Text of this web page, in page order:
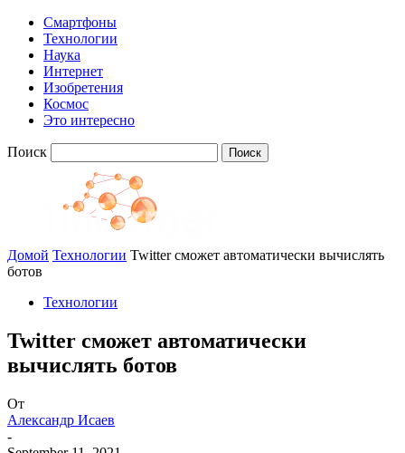
Смартфоны
Технологии
Наука
Интернет
Изобретения
Космос
Это интересно
Поиск
Домой Технологии Twitter сможет автоматически вычислять
ботов
Технологии
Twitter сможет автоматически
вычислять ботов
От
Александр Исаев
-